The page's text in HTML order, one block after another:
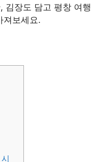
김장도 담고 평창 여행
져보세요.